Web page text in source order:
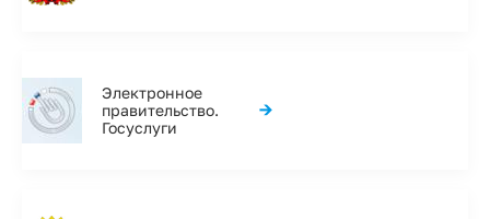
Электронное
правительство.
Госуслуги
→